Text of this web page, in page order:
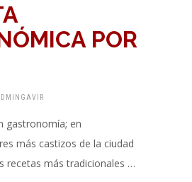
POR
gastronomía; en
más castizos de la ciudad
recetas más tradicionales …